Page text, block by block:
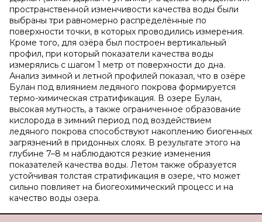
пространственной изменчивости качества воды были
выбраны три равномерно распределённые по
поверхности точки, в которых проводились измерения.
Кроме того, для озёра был построен вертикальный
профил, при который показатели качества воды
измерялись с шагом 1 метр от поверхности до дна.
Анализ зимной и летной профилей показал, что в озёре
Булан под влиянием ледяного покрова формируется
термо-химическая стратификация. В озере Булан,
высокая мутность, а также ограниченное образование
кислорода в зимний период под воздействием
ледяного покрова способствуют накоплению биогенных
загрязнений в придонных слоях. В результате этого на
глубине 7–8 м наблюдаются резкие изменения
показателей качества воды. Летом также образуется
устойчивая толстая стратификация в озере, что может
сильно повлияет на биогеохимический процесс и на
качество воды озера.